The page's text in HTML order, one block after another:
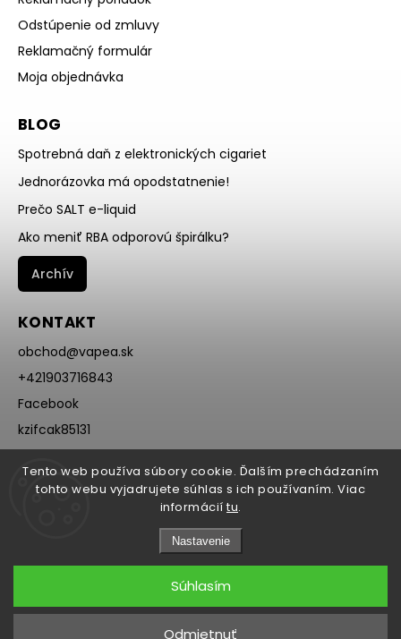
Tento web používa súbory cookie. Ďalším prechádzaním
tohto webu vyjadrujete súhlas s ich používaním. Viac
informácií tu.
Nastavenie
Odmietnuť
Súhlasím
Odstúpenie od zmluvy
Reklamačný formulár
Moja objednávka
BLOG
Spotrebná daň z elektronických cigariet
Jednorázovka má opodstatnenie!
Prečo SALT e-liquid
Ako meniť RBA odporovú špirálku?
Archív
KONTAKT
obchod@vapea.sk
+421903716843
Facebook
kzifcak85131
@vapea.slovensko
Copyright 2026VAPEA.sk. Všetky práva vyhradené.